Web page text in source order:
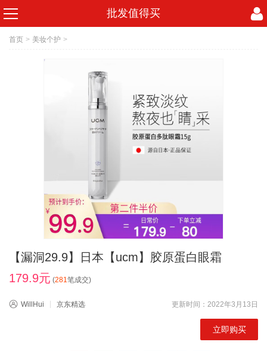
批发值得买
首页 > 美妆个护 >
【漏洞29.9】日本【ucm】胶原蛋白眼霜
179.9元 (281笔成交)
WillHui 京东精选 更新时间：2022年3月13日
立即购买